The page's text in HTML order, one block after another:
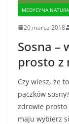
MEDYCYNA
20 marca 2018
Sosna –
prosto z
Czy wiesz, że
pączków
zdrowie prosto
maju wybierz